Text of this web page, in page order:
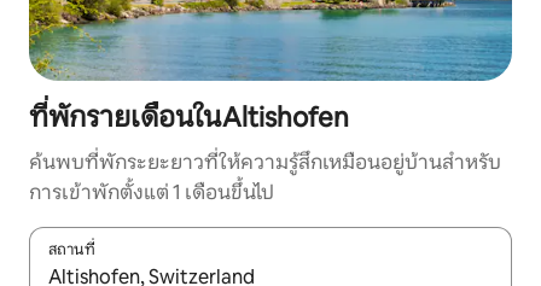
ที่พักรายเดือนในAltishofen
ค้นพบที่พักระยะยาวที่ให้ความรู้สึกเหมือนอยู่บ้านสำหรับ
การเข้าพักตั้งแต่ 1 เดือนขึ้นไป
สถานที่
ใช้ลูกศรขึ้นลง หรือใช้การสัมผัสหรือปัด เพื่อสำรวจผลการค้นหา